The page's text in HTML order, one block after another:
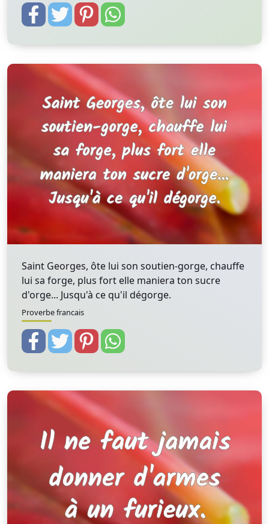
Saint Georges, ôte lui son soutien-gorge, chauffe
lui sa forge, plus fort elle maniera ton sucre
d'orge... Jusqu'à ce qu'il dégorge.
Proverbe francais